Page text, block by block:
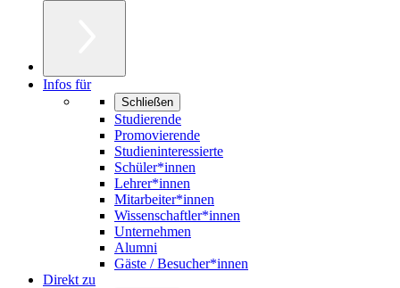
Infos für
Schließen
Studierende
Promovierende
Studieninteressierte
Schüler*innen
Lehrer*innen
Mitarbeiter*innen
Wissenschaftler*innen
Unternehmen
Alumni
Gäste / Besucher*innen
Direkt zu